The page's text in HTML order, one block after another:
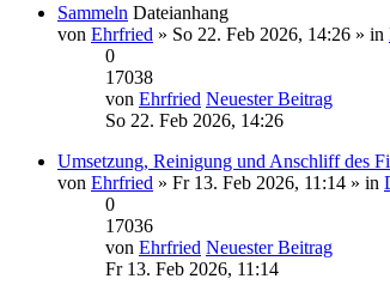
Sammeln Dateianhang
von Ehrfried » So 22. Feb 2026, 14:26 » in
0
17038
von Ehrfried Neuester Beitrag
So 22. Feb 2026, 14:26
Umsetzung, Reinigung und Anschliff des
von Ehrfried » Fr 13. Feb 2026, 11:14 » in
0
17036
von Ehrfried Neuester Beitrag
Fr 13. Feb 2026, 11:14